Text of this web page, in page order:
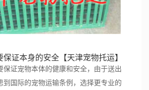
证本身的安全【天津宠物托运】
保证宠物本体的健康和安全，由于送出
到国际的宠物运输条例，选择更专业的